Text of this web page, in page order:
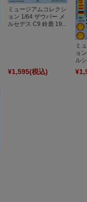
ミュージアムコレクシ
ョン 1/64 ザウバー メ
ルセデス C9 鈴鹿 19...
¥1,595(税込)
ミ
ョ
ル